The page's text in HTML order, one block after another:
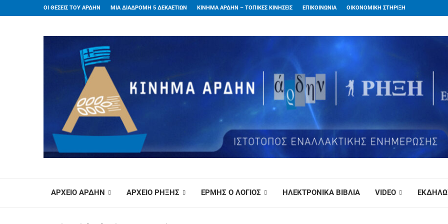
ΟΙ ΘΕΣΕΙΣ ΤΟΥ ΑΡΔΗΝ ΜΙΑ ΔΙΑΔΡΟΜΗ 5 ΔΕΚΑΕΤΙΩΝ ΚΙΝΗΜΑ ΑΡΔΗΝ – ΤΟΠΙΚΕΣ ΚΙΝΗΣΕΙΣ ΕΠΙΚΟΙΝΩΝΙΑ ΟΙΚΟΝΟΜΙΚΗ ΣΤΗΡΙΞΗ
ΑΡΧΕΙΟ ΑΡΔΗΝ ΑΡΧΕΙΟ ΡΗΞΗΣ ΕΡΜΗΣ Ο ΛΟΓΙΟΣ ΗΛΕΚΤΡΟΝΙΚΑ ΒΙΒΛΙΑ VIDEO